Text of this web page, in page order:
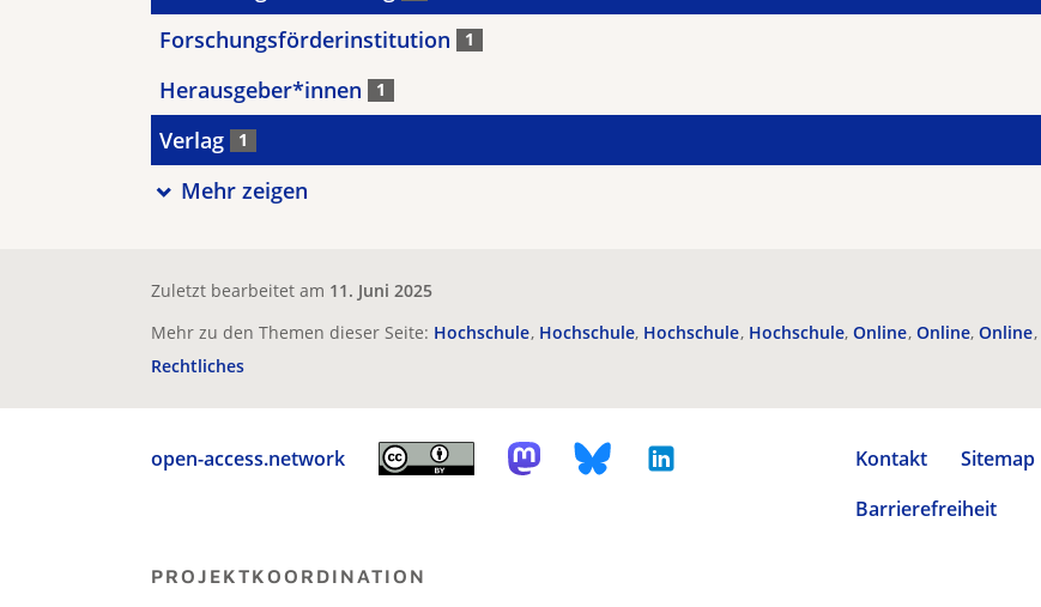
Forschungsförderinstitution 1
Herausgeber*innen 1
Verlag 1
Mehr zeigen
Zuletzt bearbeitet am 11. Juni 2025
Mehr zu den Themen dieser Seite: Hochschule Hochschule Hochschule Hochschule Online Online Online
Rechtliches
open-access.network Kontakt Sitemap
Barrierefreiheit
PROJEKTKOORDINATION